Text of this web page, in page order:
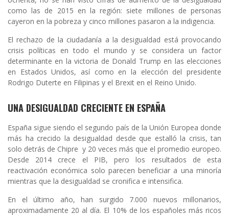
como las de 2015 en la región: siete millones de personas
cayeron en la pobreza y cinco millones pasaron a la indigencia.
El rechazo de la ciudadanía a la desigualdad está provocando
crisis políticas en todo el mundo y se considera un factor
determinante en la victoria de Donald Trump en las elecciones
en Estados Unidos, así como en la elección del presidente
Rodrigo Duterte en Filipinas y el Brexit en el Reino Unido.
UNA DESIGUALDAD CRECIENTE EN ESPAÑA
España sigue siendo el segundo país de la Unión Europea donde
más ha crecido la desigualdad desde que estalló la crisis, tan
solo detrás de Chipre y 20 veces más que el promedio europeo.
Desde 2014 crece el PIB, pero los resultados de esta
reactivación económica solo parecen beneficiar a una minoría
mientras que la desigualdad se cronifica e intensifica.
En el último año, han surgido 7.000 nuevos millonarios,
aproximadamente 20 al día. El 10% de los españoles más ricos